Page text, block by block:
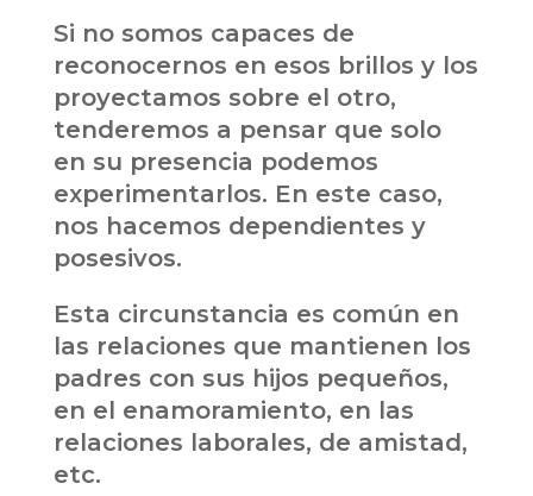
Si no somos capaces de
reconocernos en esos brillos y los
proyectamos sobre el otro,
tenderemos a pensar que solo
en su presencia podemos
experimentarlos. En este caso,
nos hacemos dependientes y
posesivos.
Esta circunstancia es común en
las relaciones que mantienen los
padres con sus hijos pequeños,
en el enamoramiento, en las
relaciones laborales, de amistad,
etc.